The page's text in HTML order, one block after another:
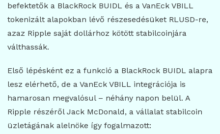
befektetők a BlackRock BUIDL és a VanEck VBILL
tokenizált alapokban lévő részesedésüket RLUSD-re,
azaz Ripple saját dollárhoz kötött stabilcoinjára
válthassák.
Első lépésként ez a funkció a BlackRock BUIDL alapra
lesz elérhető, de a VanEck VBILL integrációja is
hamarosan megvalósul – néhány napon belül. A
Ripple részéről Jack McDonald, a vállalat stabilcoin
üzletágának alelnöke így fogalmazott: